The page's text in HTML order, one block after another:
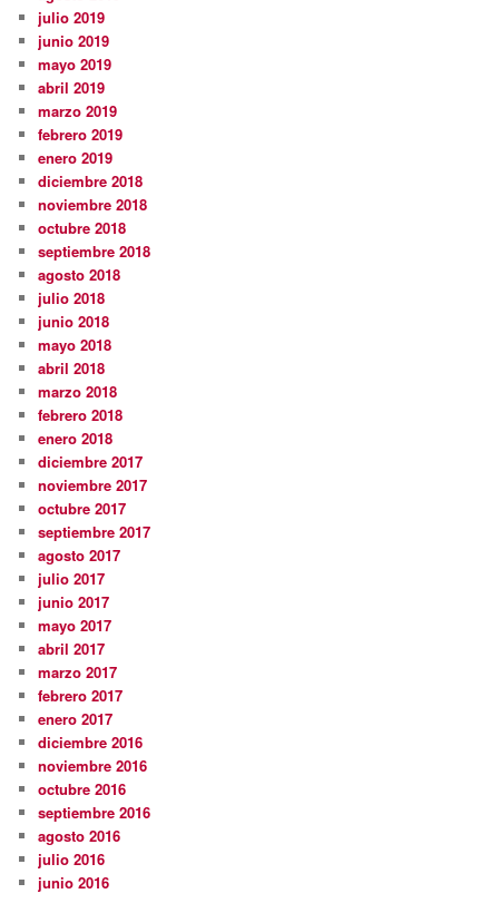
julio 2019
junio 2019
mayo 2019
abril 2019
marzo 2019
febrero 2019
enero 2019
diciembre 2018
noviembre 2018
octubre 2018
septiembre 2018
agosto 2018
julio 2018
junio 2018
mayo 2018
abril 2018
marzo 2018
febrero 2018
enero 2018
diciembre 2017
noviembre 2017
octubre 2017
septiembre 2017
agosto 2017
julio 2017
junio 2017
mayo 2017
abril 2017
marzo 2017
febrero 2017
enero 2017
diciembre 2016
noviembre 2016
octubre 2016
septiembre 2016
agosto 2016
julio 2016
junio 2016